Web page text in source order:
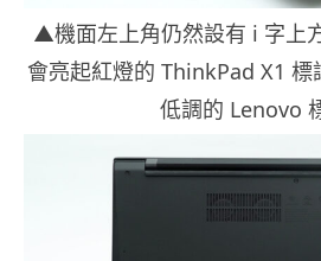
▲機面左上角仍然設有 i 字上
會亮起紅燈的 ThinkPad X1 標
低調的 Lenovo